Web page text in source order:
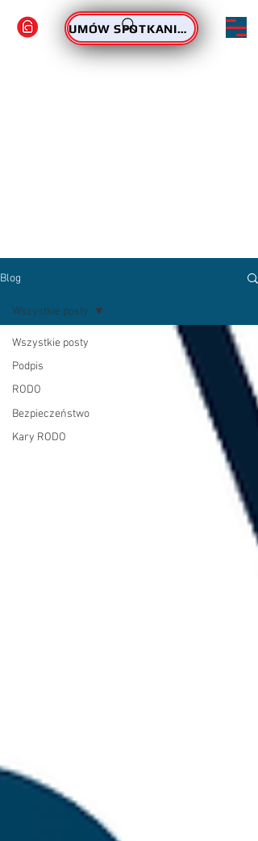
ZAMÓW PODPIS UMÓW SPOTKANIE - PODPIS
Blog
Wszystkie posty
Podpis
RODO
Bezpieczeństwo
Kary RODO
Wszystkie posty